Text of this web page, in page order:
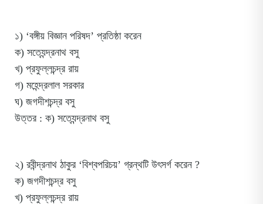
১) ‘বঙ্গীয় বিজ্ঞান পরিষদ’ প্রতিষ্ঠা করেন
ক) সত্যেন্দ্রনাথ বসু
খ) প্রফুল্লচন্দ্র রায়
গ) মহেন্দ্রলাল সরকার
ঘ) জগদীশচন্দ্র বসু
উত্তর : ক) সত্যেন্দ্রনাথ বসু
২) রবীন্দ্রনাথ ঠাকুর ‘বিশ্বপরিচয়’ গ্রন্থটি উৎসর্গ করেন ?
ক) জগদীশচন্দ্র বসু
খ) প্রফুল্লচন্দ্র রায়